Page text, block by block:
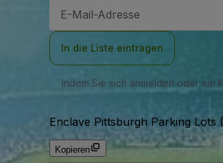
Mail-
In die Liste eintragen
Indem Sie sich anmelden oder ein
Enclave Pittsburgh Parking Lots
Kopieren